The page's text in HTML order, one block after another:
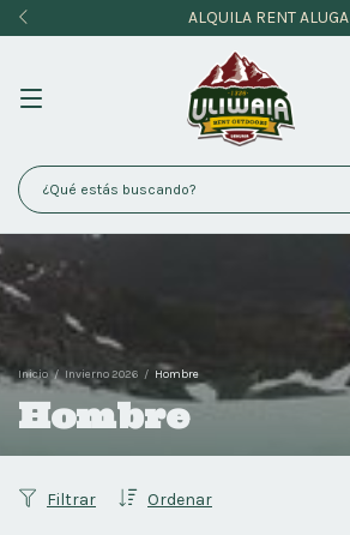
ALQUILA RENT ALUGA
Inicio / Invierno 2026 / Hombre
Hombre
Ordenar
Filtrar